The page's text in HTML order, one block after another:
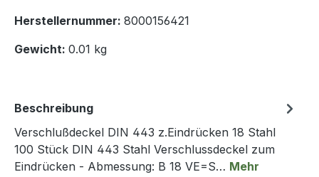
Herstellernummer: 8000156421
Gewicht: 0.01 kg
Beschreibung
Verschlußdeckel DIN 443 z.Eindrücken 18 Stahl
100 Stück DIN 443 Stahl Verschlussdeckel zum
Eindrücken - Abmessung: B 18 VE=S… Mehr